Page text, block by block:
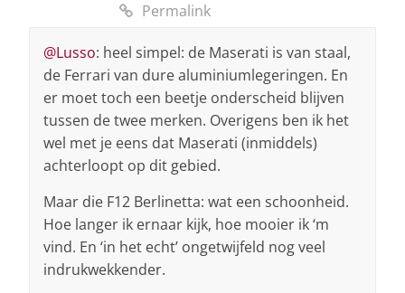
Permalink
@Lusso: heel simpel: de Maserati is van staal,
de Ferrari van dure aluminiumlegeringen. En
er moet toch een beetje onderscheid blijven
tussen de twee merken. Overigens ben ik het
wel met je eens dat Maserati (inmiddels)
achterloopt op dit gebied.
Maar die F12 Berlinetta: wat een schoonheid.
Hoe langer ik ernaar kijk, hoe mooier ik ‘m
vind. En ‘in het echt’ ongetwijfeld nog veel
indrukwekkender.